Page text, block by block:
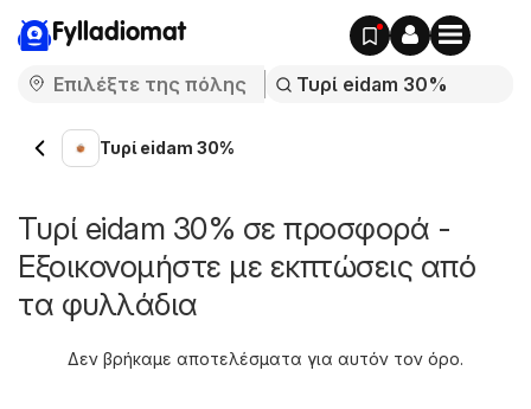
Fylladiomat
Τυρί eidam 30%
Τυρί eidam 30% σε προσφορά -
Εξοικονομήστε με εκπτώσεις από
τα φυλλάδια
Δεν βρήκαμε αποτελέσματα για αυτόν τον όρο.